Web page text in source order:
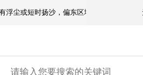
浮尘或短时扬沙，偏东区域有微到小阵雨